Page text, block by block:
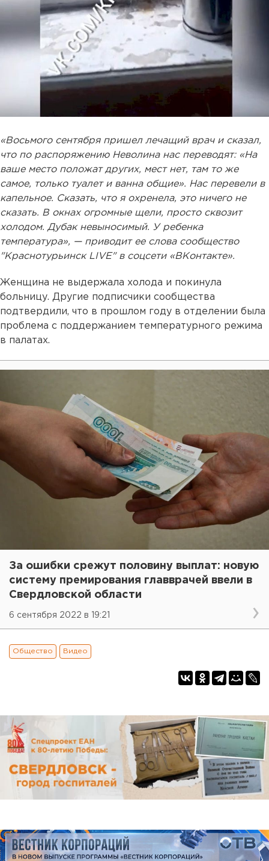
«Восьмого сентября пришел лечащий врач и сказал,
что по распоряжению Неволина нас переводят: «На
ваше место положат других, мест нет, там то же
самое, только туалет и ванна общие». Нас перевели в
капельное. Сказать, что я охренела, это ничего не
сказать. В окнах огромные щели, просто сквозит
холодом. Дубак невыносимый. У ребенка
температура», — приводит ее слова сообщество
"Краснотурьинск LIVE" в соцсети «ВКонтакте».
Женщина не выдержала холода и покинула
больницу. Другие подписчики сообщества
подтвердили, что в прошлом году в отделении была
проблема с поддержанием температурного режима
в палатах.
За ошибки срежут половину выплат: новую
систему премирования главврачей ввели в
Свердловской области
6 сентября 2022 в 19:21
Общество Видео